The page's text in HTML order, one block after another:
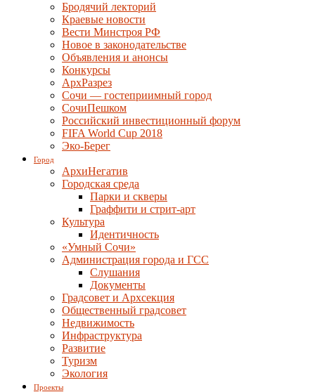
Бродячий лекторий
Краевые новости
Вести Минстроя РФ
Новое в законодательстве
Объявления и анонсы
Конкурсы
АрхРазрез
Сочи — гостеприимный город
СочиПешком
Российский инвестиционный форум
FIFA World Cup 2018
Эко-Берег
Город
АрхиНегатив
Городская среда
Парки и скверы
Граффити и стрит-арт
Культура
Идентичность
«Умный Сочи»
Администрация города и ГСС
Слушания
Документы
Градсовет и Архсекция
Общественный градсовет
Недвижимость
Инфраструктура
Развитие
Туризм
Экология
Проекты